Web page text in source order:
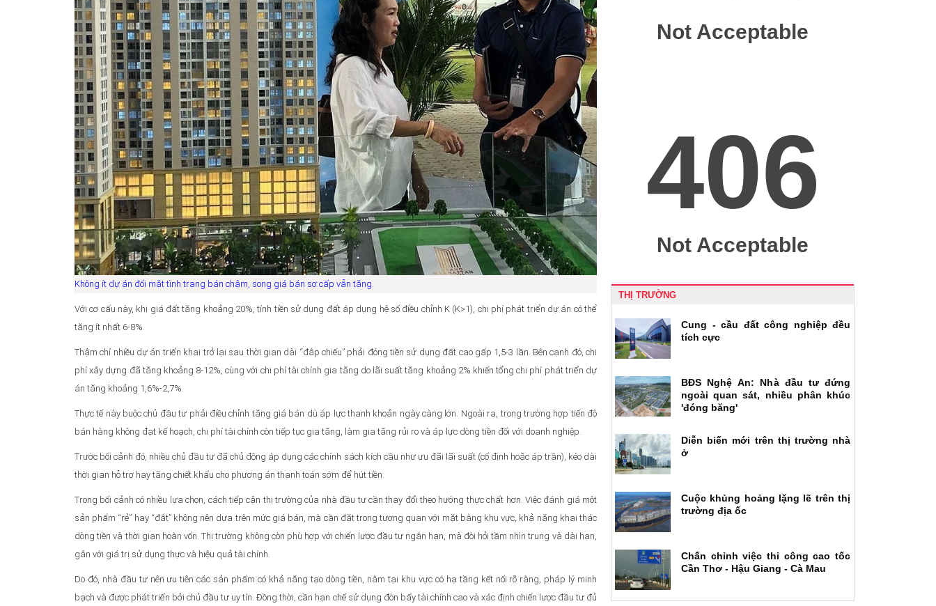
Không ít dự án đối mặt tình trạng bán chậm, song giá bán sơ cấp vẫn tăng.
Với cơ cấu này, khi giá đất tăng khoảng 20%, tính tiền sử dụng đất áp dụng hệ số điều chỉnh K (K>1), chi phí phát triển dự án có thể
tăng ít nhất 6-8%.
Thậm chí nhiều dự án triển khai trở lại sau thời gian dài “đắp chiếu” phải đóng tiền sử dụng đất cao gấp 1,5-3 lần. Bên cạnh đó, chi
phí xây dựng đã tăng khoảng 8-12%, cùng với chi phí tài chính gia tăng do lãi suất tăng khoảng 2% khiến tổng chi phí phát triển dự
án tăng khoảng 1,6%-2,7%.
Thực tế này buộc chủ đầu tư phải điều chỉnh tăng giá bán dù áp lực thanh khoản ngày càng lớn. Ngoài ra, trong trường hợp tiến độ
bán hàng không đạt kế hoạch, chi phí tài chính còn tiếp tục gia tăng, làm gia tăng rủi ro và áp lực dòng tiền đối với doanh nghiệp.
Trước bối cảnh đó, nhiều chủ đầu tư đã chủ động áp dụng các chính sách kích cầu như ưu đãi lãi suất (cố định hoặc áp trần), kéo dài
thời gian hỗ trợ hay tăng chiết khấu cho phương án thanh toán sớm để hút tiền.
Trong bối cảnh có nhiều lựa chọn, cách tiếp cận thị trường của nhà đầu tư cần thay đổi theo hướng thực chất hơn. Việc đánh giá một
sản phẩm “rẻ” hay “đắt” không nên dựa trên mức giá bán, mà cần đặt trong tương quan với mặt bằng khu vực, khả năng khai thác
dòng tiền và thời gian hoàn vốn. Thị trường không còn phù hợp với chiến lược đầu tư ngắn hạn, mà đòi hỏi tầm nhìn trung và dài hạn,
gắn với giá trị sử dụng thực và hiệu quả tài chính.
Do đó, nhà đầu tư nên ưu tiên các sản phẩm có khả năng tạo dòng tiền, nằm tại khu vực có hạ tầng kết nối rõ ràng, pháp lý minh
bạch và được phát triển bởi chủ đầu tư uy tín. Đồng thời, cần hạn chế sử dụng đòn bẩy tài chính cao và xác định chiến lược đầu tư đủ
THỊ TRƯỜNG
Cung - cầu đất công nghiệp đều
tích cực
BĐS Nghệ An: Nhà đầu tư đứng
ngoài quan sát, nhiều phân khúc
'đóng băng'
Diễn biến mới trên thị trường nhà
ở
Cuộc khủng hoảng lặng lẽ trên thị
trường địa ốc
Chấn chỉnh việc thi công cao tốc
Cần Thơ - Hậu Giang - Cà Mau